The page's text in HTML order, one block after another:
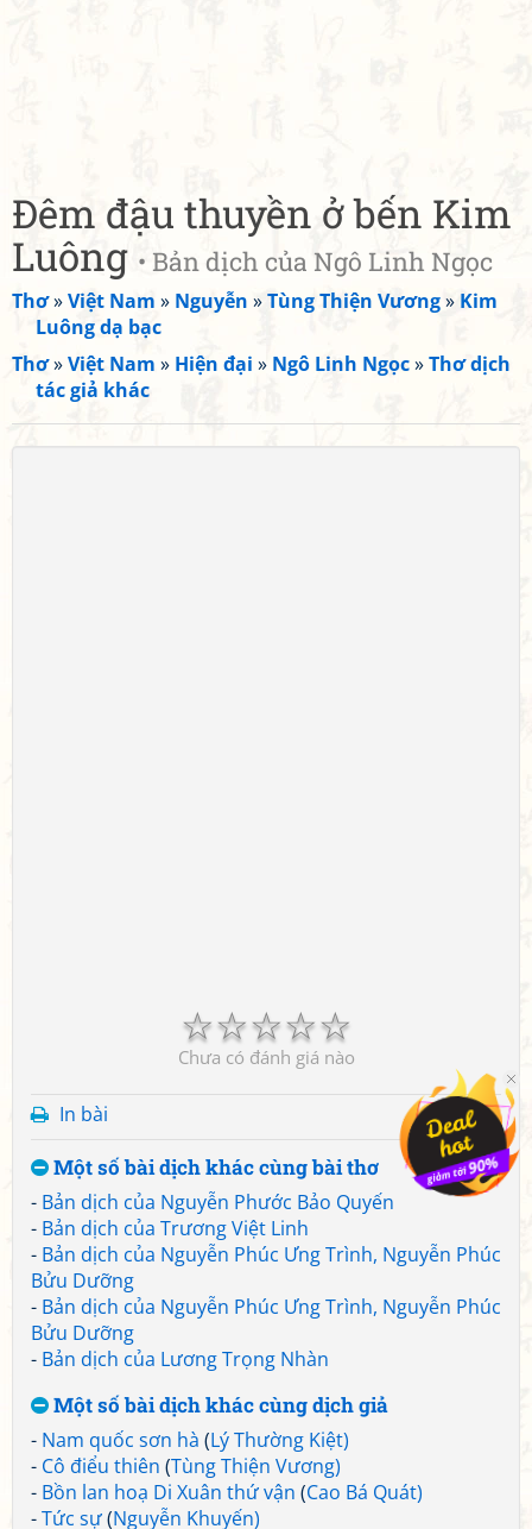
Đêm đậu thuyền ở bến Kim
Luông • Bản dịch của Ngô Linh Ngọc
Thơ»Việt Nam » Nguyễn »Tùng Thiện Vương» Kim
Luông dạ bạc
Thơ»Việt Nam » Hiện đại » Ngô Linh Ngọc»Thơ dịch
tác giả khác
☆
☆
☆
☆
☆
Chưa có đánh giá nào
In bài
Một số bài dịch khác cùng bài thơ
- Bản dịch của Nguyễn Phước Bảo Quyến
- Bản dịch của Trương Việt Linh
- Bản dịch của Nguyễn Phúc Ưng Trình, Nguyễn Phúc
Bửu Dưỡng
- Bản dịch của Nguyễn Phúc Ưng Trình, Nguyễn Phúc
Bửu Dưỡng
- Bản dịch của Lương Trọng Nhàn
Một số bài dịch khác cùng dịch giả
- Nam quốc sơn hà (Lý Thường Kiệt)
- Cô điểu thiên (Tùng Thiện Vương)
- Bồn lan hoạ Di Xuân thứ vận (Cao Bá Quát)
-Tức sự(Nguyễn Khuyến)